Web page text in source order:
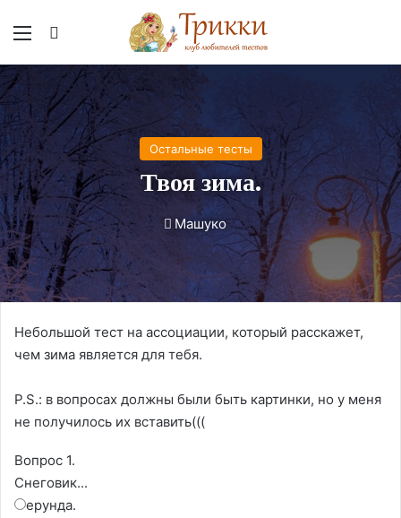
Меню
Остальные тесты
Твоя зима.
Машуко
Небольшой тест на ассоциации, который расскажет,
чем зима является для тебя.
P.S.: в вопросах должны были быть картинки, но у меня
не получилось их вставить(((
Вопрос 1.
Снеговик...
ерунда.